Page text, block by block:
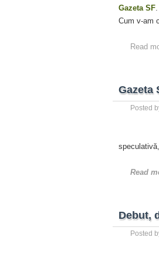
Gazeta SF.
Cum v-am
Read
Gazeta
Posted
speculativă,
Read
Debut,
Posted